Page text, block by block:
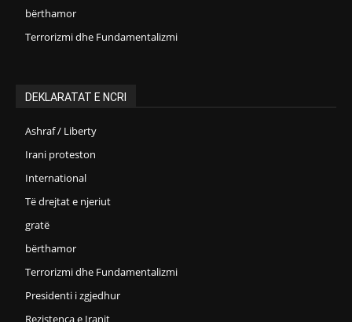
bërthamor
Terrorizmi dhe Fundamentalizmi
DEKLARATAT E NCRI
Ashraf / Liberty
Irani proteston
International
Të drejtat e njeriut
gratë
bërthamor
Terrorizmi dhe Fundamentalizmi
Presidenti i zgjedhur
Rezistenca e Iranit